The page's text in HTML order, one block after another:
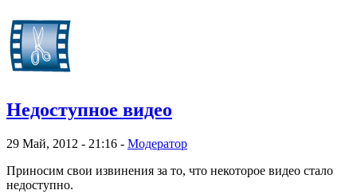
Недоступное видео
29 Май, 2012 - 21:16 - Модератор
Приносим свои извинения за то, что некоторое видео стало
недоступно.